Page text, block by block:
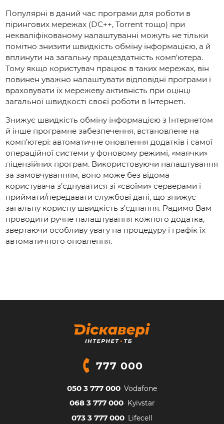
Популярні в даний час програми для роботи в
пірингових мережах (DC++, Torrent тощо) при
некваліфікованому налаштуванні можуть не тільки
помітно знизити швидкість обміну інформацією, а й
вплинути на загальну працездатність комп’ютера.
Тому якщо користувач працює в таких мережах, він
повинен уважно налаштувати відповідні програми і
враховувати їх мережеву активність при оцінці
загальної швидкості своєї роботи в Інтернеті.
Знижує швидкість обміну інформацією з Інтернетом
й інше програмне забезпечення, встановлене на
комп’ютері: автоматичне оновлення додатків і самої
операційної системи у фоновому режимі, «маячки»
ліцензійних програм. Використовуючи налаштування
за замовчуванням, воно може без відома
користувача з’єднуватися зі «своїми» серверами і
приймати/передавати службові дані, що знижує
загальну корисну швидкість з’єднання. Радимо Вам
проводити ручне налаштування кожного додатка,
звертаючи особливу увагу на процедуру і графік їх
автоматичного оновлення.
777 000
050 3 777 000 Vodafone
068 3 777 000 Kyivstar
073 3 777 000 Lifecell